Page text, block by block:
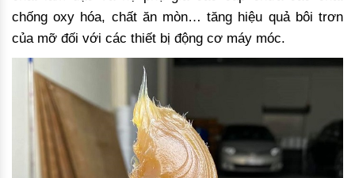
chống oxy hóa, chất ăn mòn… tăng hiệu quả bôi trơn
của mỡ đối với các thiết bị động cơ máy móc.